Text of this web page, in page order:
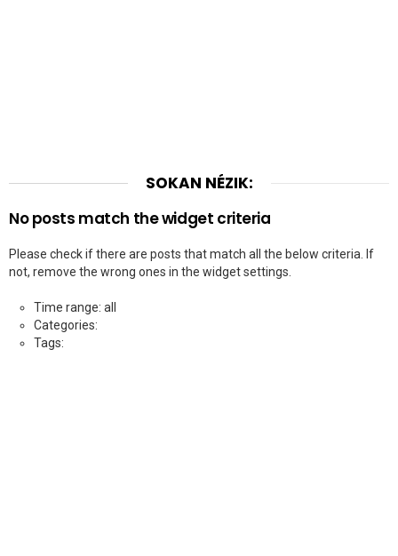
SOKAN NÉZIK:
No posts match the widget criteria
Please check if there are posts that match all the below criteria. If
not, remove the wrong ones in the widget settings.
Time range: all
Categories:
Tags: